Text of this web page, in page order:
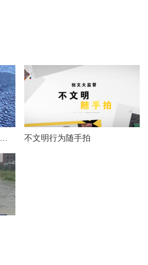
不文明行为随手拍